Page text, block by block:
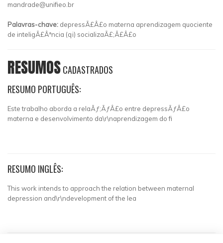
mandrade@unifieo.br
Palavras-chave: depressÃ£Â£o materna aprendizagem quociente
de inteligÃ£Âªncia (qi) socializaÃ£;Ã£Â£o
RESUMOSCADASTRADOS
RESUMO PORTUGUÊS:
Este trabalho aborda a relaÃƒ;ÃƒÂ£o entre depressÃƒÂ£o
materna e desenvolvimento da\r\naprendizagem do fi
RESUMO INGLÊS:
This work intends to approach the relation between maternal
depression and\r\ndevelopment of the lea